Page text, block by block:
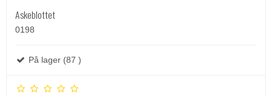
Askeblottet
0198
På lager (87 )